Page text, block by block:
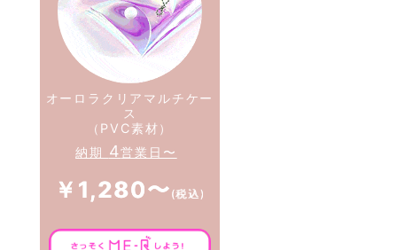
オーロラクリアマルチケー
ス
（PVC素材）
納期 4営業日〜
￥1,280〜